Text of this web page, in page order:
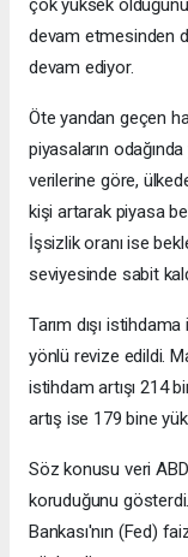
çok yüksek
devam etmesinden
devam ediyor.
Öte yandan geçen
piyasaların odağında
verilerine göre,
kişi artarak piyasa
İşsizlik oranı ise
seviyesinde sabit
Tarım dışı
yönlü revize edildi.
istihdam artışı 214
artış ise 179 bine
Söz konusu veri
koruduğunu
Bankası'nın (Fed)